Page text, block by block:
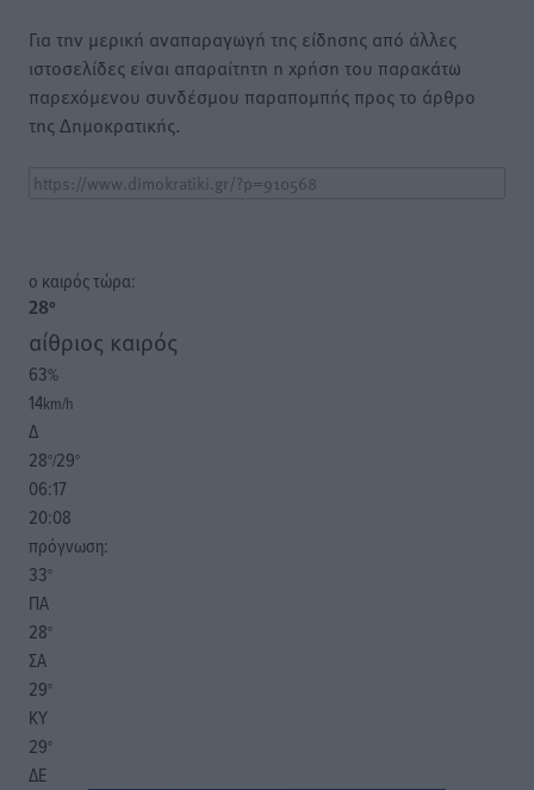
Για την μερική αναπαραγωγή της είδησης από άλλες
ιστοσελίδες είναι απαραίτητη η χρήση του παρακάτω
παρεχόμενου συνδέσμου παραπομπής προς το άρθρο
της Δημοκρατικής.
o καιρός τώρα:
28°
αίθριος καιρός
63%
14km/h
Δ
28°/29°
06:17
20:08
πρόγνωση:
33°
ΠΑ
28°
ΣΑ
29°
ΚΥ
29°
ΔΕ